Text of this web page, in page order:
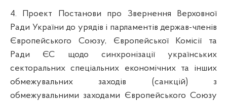
4. Проект Постанови про Звернення Верховної
Ради України до урядів і парламентів держав-членів
Європейського Союзу, Європейської Комісії та
Ради ЄС щодо синхронізації українських
секторальних спеціальних економічних та інших
обмежувальних заходів (санкцій) з
обмежувальними заходами Європейського Союзу